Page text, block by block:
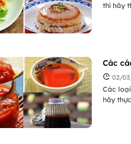
thì hãy
Các
02/
Các
hãy